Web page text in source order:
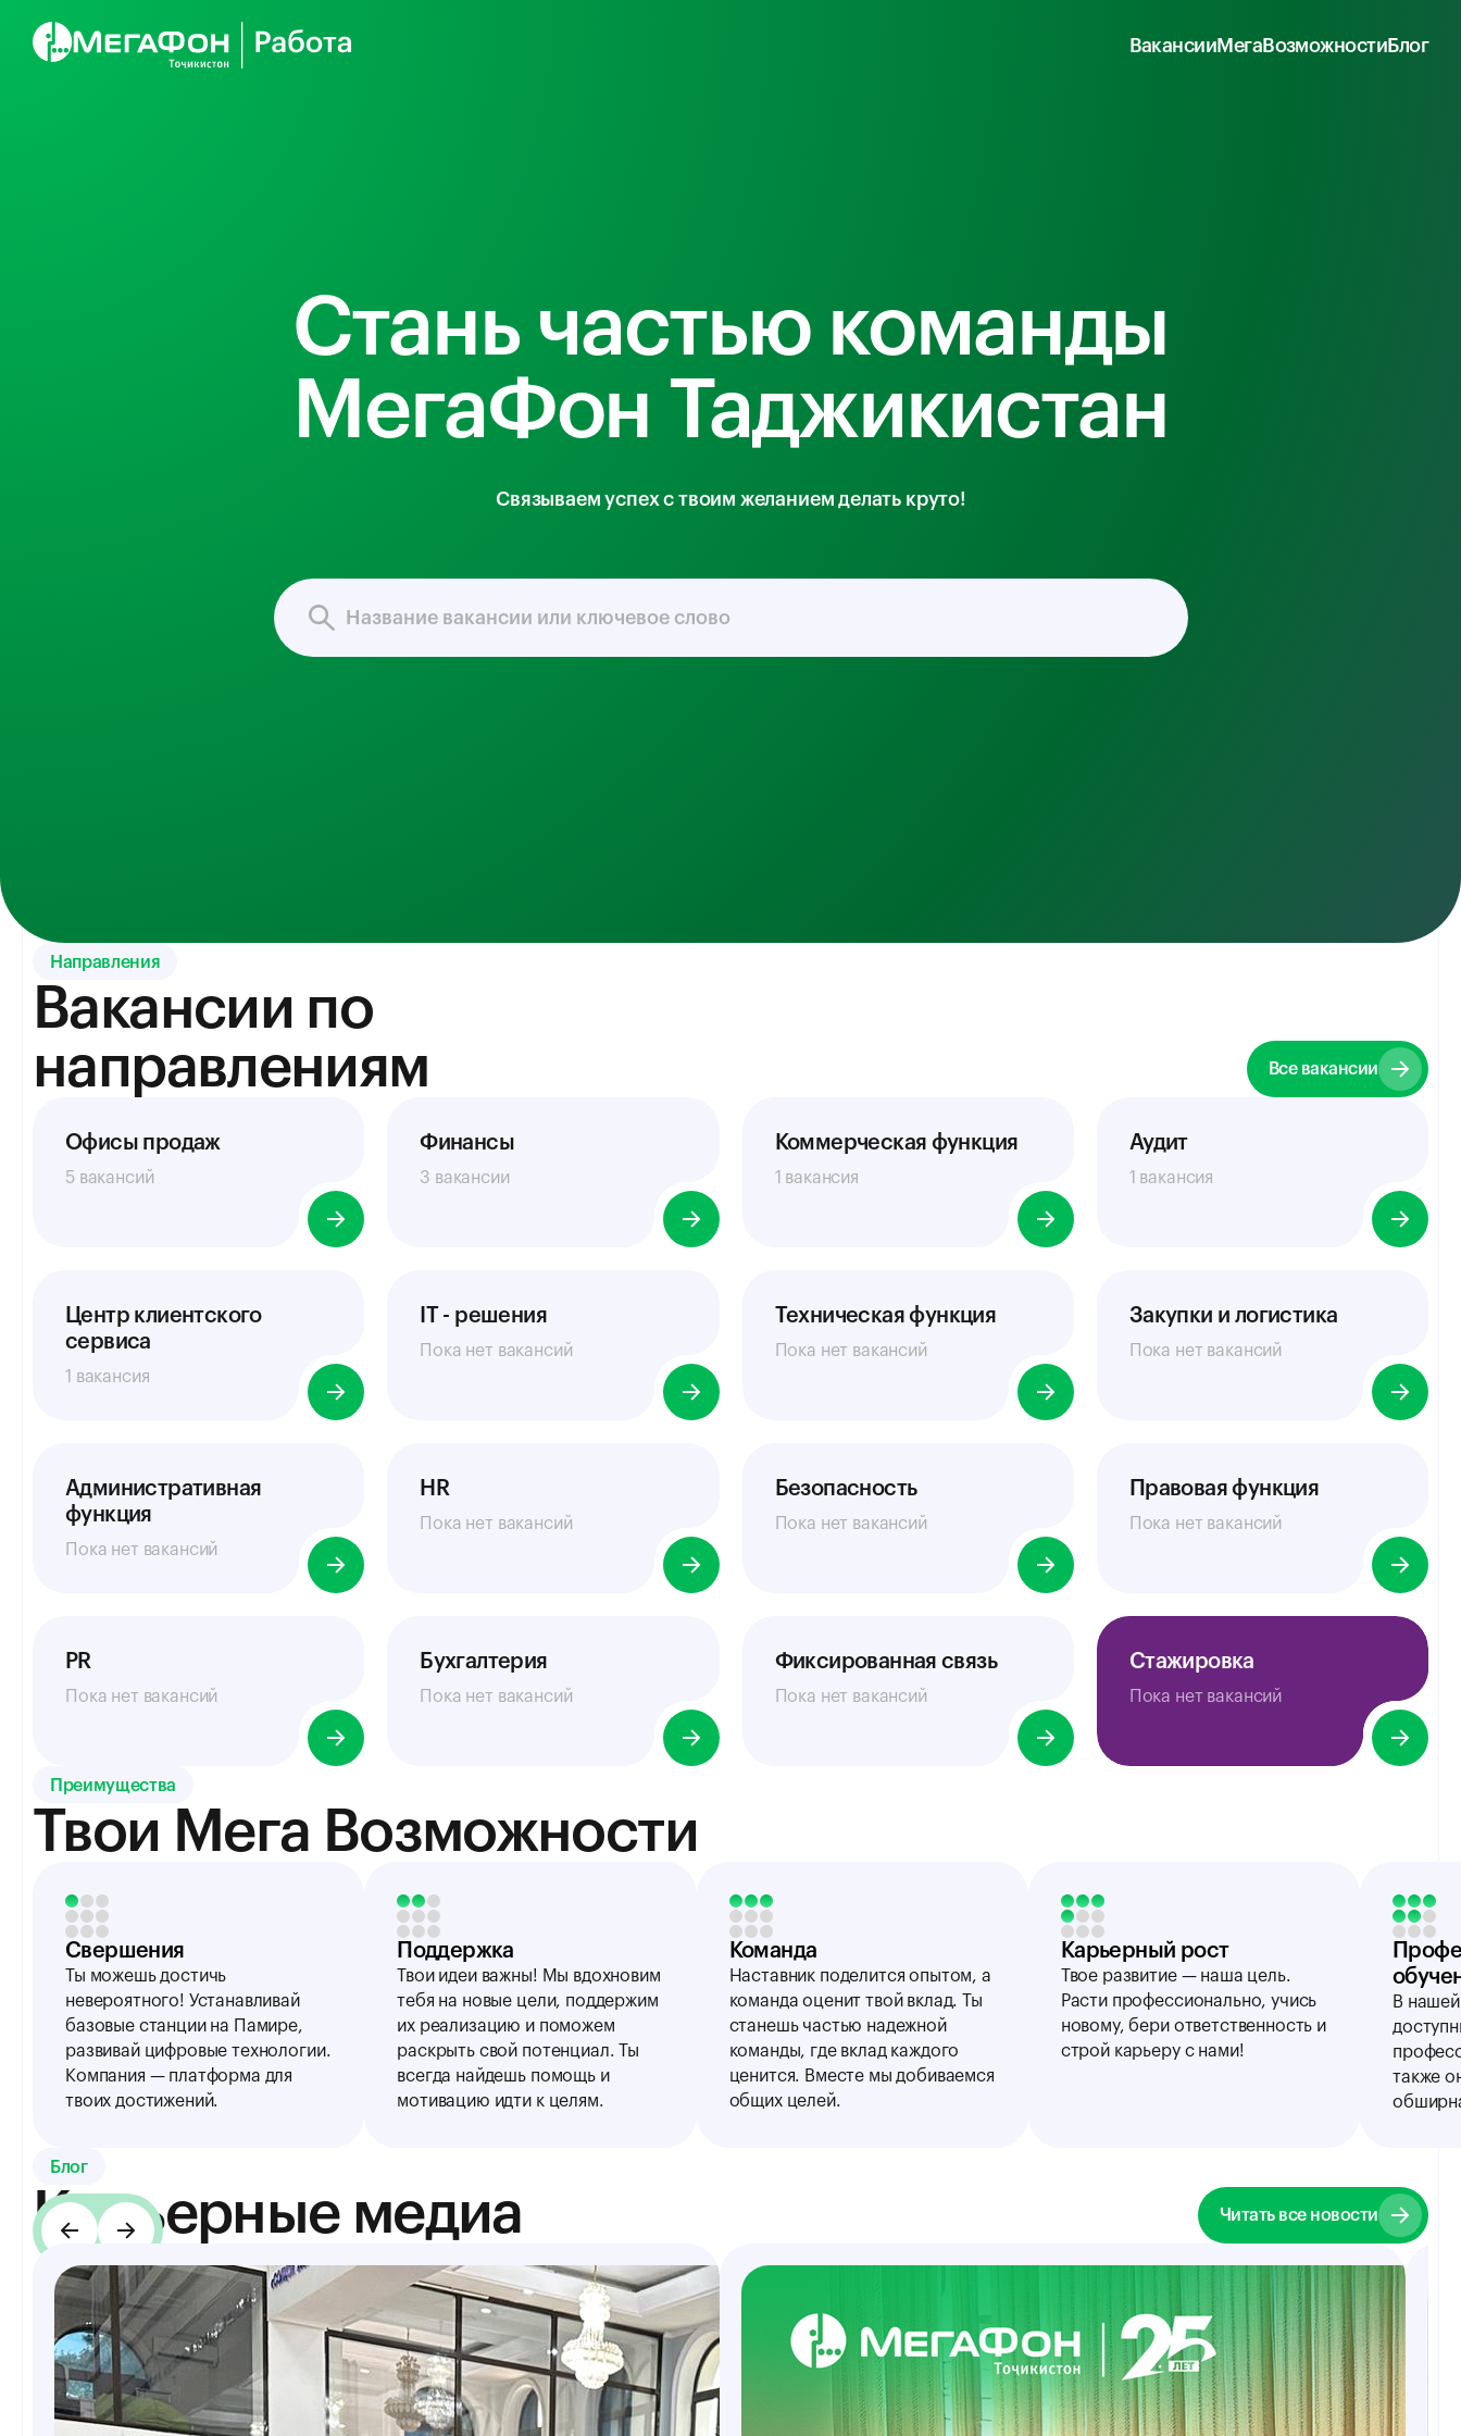
ВакансииМегаВозможностиБлог
Стань частью команды
МегаФон Таджикистан
Связываем успех с твоим желанием делать круто!
Направления
Вакансии по
направлениям
Все вакансии
Офисы продаж
5 вакансий
Финансы
3 вакансии
Коммерческая функция
1 вакансия
Аудит
1 вакансия
Центр клиентского
сервиса
1 вакансия
IT - решения
Пока нет вакансий
Техническая функция
Пока нет вакансий
Закупки и логистика
Пока нет вакансий
Административная
функция
Пока нет вакансий
HR
Пока нет вакансий
Безопасность
Пока нет вакансий
Правовая функция
Пока нет вакансий
PR
Пока нет вакансий
Бухгалтерия
Пока нет вакансий
Фиксированная связь
Пока нет вакансий
Стажировка
Пока нет вакансий
Преимущества
Твои Мега Возможности
Свершения
Ты можешь достичь
невероятного! Устанавливай
базовые станции на Памире,
развивай цифровые технологии.
Компания — платформа для
твоих достижений.
Поддержка
Твои идеи важны! Мы вдохновим
тебя на новые цели, поддержим
их реализацию и поможем
раскрыть свой потенциал. Ты
всегда найдешь помощь и
мотивацию идти к целям.
Команда
Наставник поделится опытом, а
команда оценит твой вклад. Ты
станешь частью надежной
команды, где вклад каждого
ценится. Вместе мы добиваемся
общих целей.
Карьерный рост
Твое развитие — наша цель.
Расти профессионально, учись
новому, бери ответственность и
строй карьеру с нами!
В
также
Блог
Карьерные медиа Читать все новости